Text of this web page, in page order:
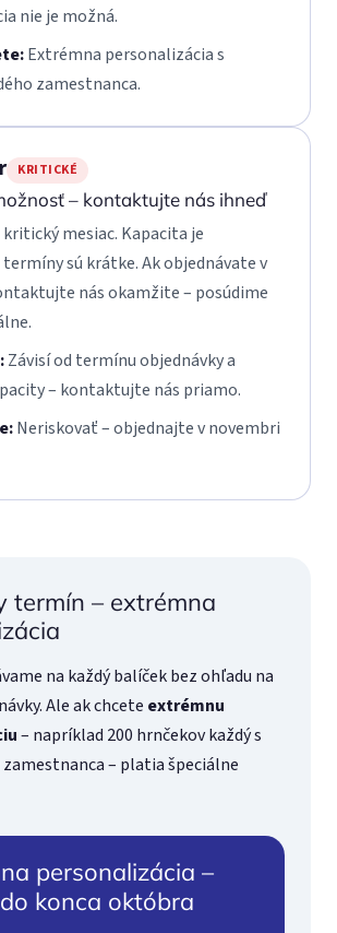
nie je možná.
Extrémna personalizácia s
zamestnanca.
KRITICKÉ
– kontaktujte nás ihneď
mesiac. Kapacita je
sú krátke. Ak objednávate v
nás okamžite – posúdime
Závisí od termínu objednávky a
– kontaktujte nás priamo.
Neriskovať – objednajte v novembri
termín – extrémna
na každý balíček bez ohľadu na
Ale ak chcete extrémnu
– napríklad 200 hrnčekov každý s
– platia špeciálne
personalizácia –
konca októbra